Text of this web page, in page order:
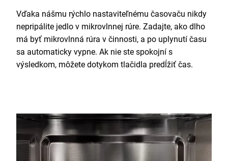
Vďaka nášmu rýchlo nastaviteľnému časovaču nikdy
nepripálite jedlo v mikrovlnnej rúre. Zadajte, ako dlho
má byť mikrovlnná rúra v činnosti, a po uplynutí času
sa automaticky vypne. Ak nie ste spokojní s
výsledkom, môžete dotykom tlačidla predĺžiť čas.